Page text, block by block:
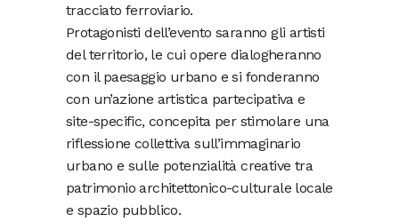
tracciato ferroviario.
Protagonisti dell’evento saranno gli artisti
del territorio, le cui opere dialogheranno
con il paesaggio urbano e si fonderanno
con un’azione artistica partecipativa e
site-specific, concepita per stimolare una
riflessione collettiva sull’immaginario
urbano e sulle potenzialità creative tra
patrimonio architettonico-culturale locale
e spazio pubblico.